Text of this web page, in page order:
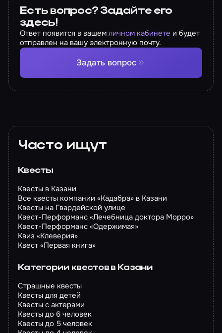
Есть вопрос? Задайте его
здесь!
Ответ появится в вашемличном кабинете и будет
отправлен на вашу электронную почту.
Задать вопрос
Часто ищут
Квесты
Квесты в Казани
Все квесты компании «Кадабра» в Казани
Квесты на Гвардейской улице
Квест-Перформанс «Лечебница доктора Морро»
Квест-Перформанс «Одержимая»
Квиз «Клеверия»
Квест «Первая книга»
Категории квестов в Казани
Страшные квесты
Квесты для детей
Квесты с актерами
Квесты до 6 человек
Квесты до 5 человек